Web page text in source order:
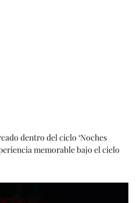
dentro del ciclo ‘Noches
memorable bajo el cielo